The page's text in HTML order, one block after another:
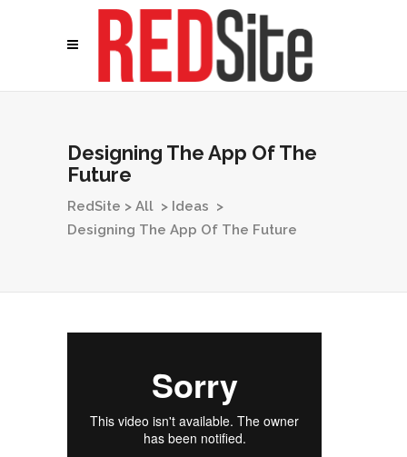
Designing The App Of The
Future
RedSite > All > Ideas >
Designing The App Of The Future